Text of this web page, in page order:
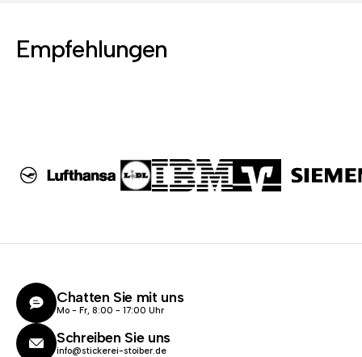
Empfehlungen
Chatten Sie mit uns
Mo - Fr, 8:00 - 17:00 Uhr
Schreiben Sie uns
info@stickerei-stoiber.de